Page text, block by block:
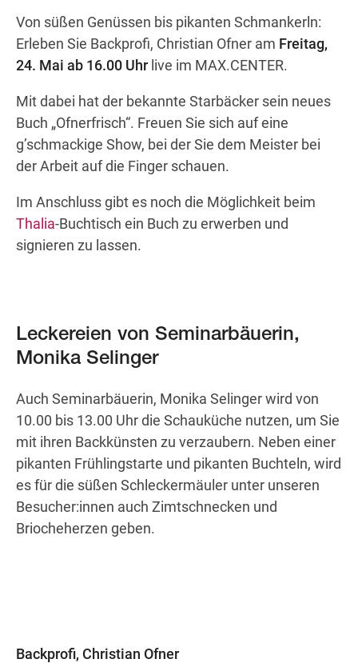
Wegbeschreibung
Von süßen Genüssen bis pikanten Schmankerln:
Erleben Sie Backprofi, Christian Ofner am Freitag,
24. Mai ab 16.00 Uhr live im MAX.CENTER.
Mit dabei hat der bekannte Starbäcker sein neues
Buch „Ofnerfrisch“. Freuen Sie sich auf eine
g’schmackige Show, bei der Sie dem Meister bei
der Arbeit auf die Finger schauen.
Im Anschluss gibt es noch die Möglichkeit beim
Thalia-Buchtisch ein Buch zu erwerben und
signieren zu lassen.
Leckereien von Seminarbäuerin,
Monika Selinger
Auch Seminarbäuerin, Monika Selinger wird von
10.00 bis 13.00 Uhr die Schauküche nutzen, um Sie
mit ihren Backkünsten zu verzaubern. Neben einer
pikanten Frühlingstarte und pikanten Buchteln, wird
es für die süßen Schleckermäuler unter unseren
Besucher:innen auch Zimtschnecken und
Briocheherzen geben.
Backprofi, Christian Ofner